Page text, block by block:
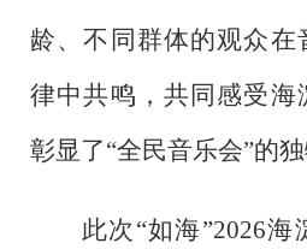
龄、不同群体的观众在
律中共鸣，共同感受海
彰显了“全民音乐会”的独
此次 “如海”2026海